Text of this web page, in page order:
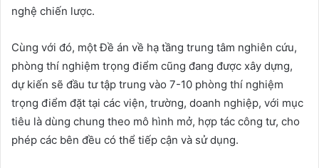
nghệ chiến lược.
Cùng với đó, một Đề án về hạ tầng trung tâm nghiên cứu,
phòng thí nghiệm trọng điểm cũng đang được xây dựng,
dự kiến sẽ đầu tư tập trung vào 7-10 phòng thí nghiệm
trọng điểm đặt tại các viện, trường, doanh nghiệp, với mục
tiêu là dùng chung theo mô hình mở, hợp tác công tư, cho
phép các bên đều có thể tiếp cận và sử dụng.